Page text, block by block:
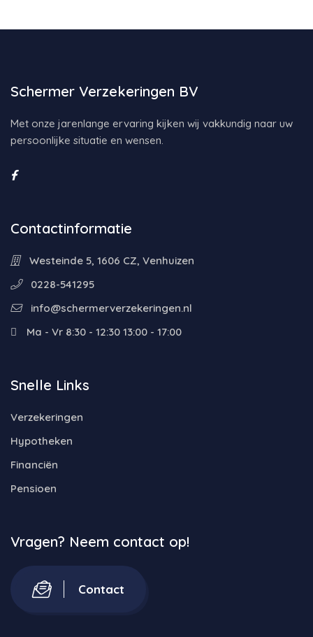
Schermer Verzekeringen BV
Met onze jarenlange ervaring kijken wij vakkundig naar uw
persoonlijke situatie en wensen.
Contactinformatie
Westeinde 5, 1606 CZ, Venhuizen
0228-541295
info@schermerverzekeringen.nl
Ma - Vr 8:30 - 12:30 13:00 - 17:00
Snelle Links
Verzekeringen
Hypotheken
Financiën
Pensioen
Vragen? Neem contact op!
Contact